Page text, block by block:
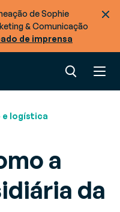
de Sophie
& Comunicação
de imprensa
e logística
a
da